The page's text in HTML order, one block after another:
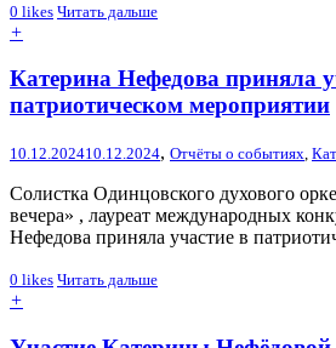
0 likes Читать дальше
+
Катерина Нефедова приняла
патриотическом мероприятии
10.12.202410.12.2024, Отчёты о событиях,
Солистка Одинцовского духового
вечера» , лауреат международных
Нефедова приняла участие в
0 likes Читать дальше
+